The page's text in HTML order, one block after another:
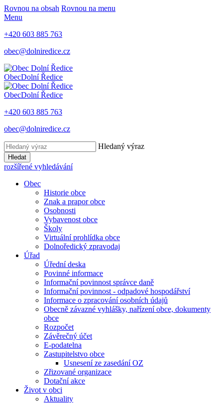
Rovnou na obsah Rovnou na menu
Menu
+420 603 885 763
obec@dolniredice.cz
ObecDolní Ředice
ObecDolní Ředice
+420 603 885 763
obec@dolniredice.cz
Hledaný výraz
Hledat
rozšířené vyhledávání
Obec
Historie obce
Znak a prapor obce
Osobnosti
Vybavenost obce
Školy
Virtuální prohlídka obce
Dolnoředický zpravodaj
Úřad
Úřední deska
Povinné informace
Informační povinnost správce daně
Informační povinnost - odpadové hospodářství
Informace o zpracování osobních údajů
Obecně závazné vyhlášky, nařízení obce, dokumenty
obce
Rozpočet
Závěrečný účet
E-podatelna
Zastupitelstvo obce
Usnesení ze zasedání OZ
Zřizované organizace
Dotační akce
Život v obci
Aktuality